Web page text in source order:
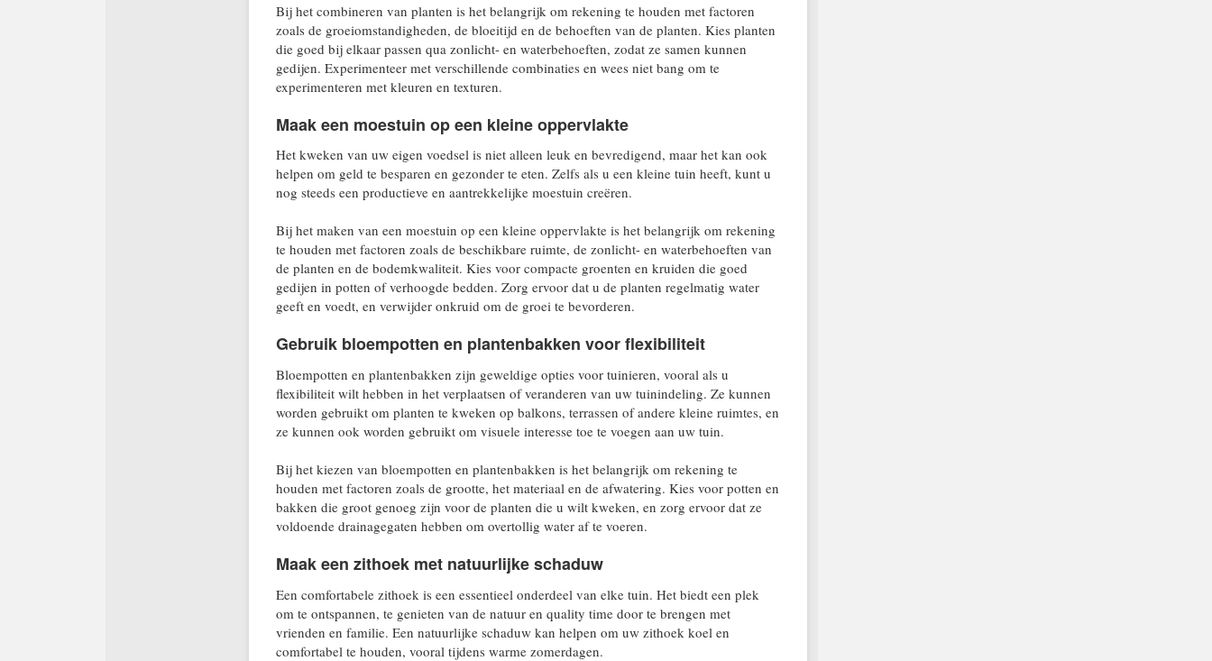
Bij het combineren van planten is het belangrijk om rekening te houden met factoren
zoals de groeiomstandigheden, de bloeitijd en de behoeften van de planten. Kies planten
die goed bij elkaar passen qua zonlicht- en waterbehoeften, zodat ze samen kunnen
gedijen. Experimenteer met verschillende combinaties en wees niet bang om te
experimenteren met kleuren en texturen.
Maak een moestuin op een kleine oppervlakte
Het kweken van uw eigen voedsel is niet alleen leuk en bevredigend, maar het kan ook
helpen om geld te besparen en gezonder te eten. Zelfs als u een kleine tuin heeft, kunt u
nog steeds een productieve en aantrekkelijke moestuin creëren.
Bij het maken van een moestuin op een kleine oppervlakte is het belangrijk om rekening
te houden met factoren zoals de beschikbare ruimte, de zonlicht- en waterbehoeften van
de planten en de bodemkwaliteit. Kies voor compacte groenten en kruiden die goed
gedijen in potten of verhoogde bedden. Zorg ervoor dat u de planten regelmatig water
geeft en voedt, en verwijder onkruid om de groei te bevorderen.
Gebruik bloempotten en plantenbakken voor flexibiliteit
Bloempotten en plantenbakken zijn geweldige opties voor tuinieren, vooral als u
flexibiliteit wilt hebben in het verplaatsen of veranderen van uw tuinindeling. Ze kunnen
worden gebruikt om planten te kweken op balkons, terrassen of andere kleine ruimtes, en
ze kunnen ook worden gebruikt om visuele interesse toe te voegen aan uw tuin.
Bij het kiezen van bloempotten en plantenbakken is het belangrijk om rekening te
houden met factoren zoals de grootte, het materiaal en de afwatering. Kies voor potten en
bakken die groot genoeg zijn voor de planten die u wilt kweken, en zorg ervoor dat ze
voldoende drainagegaten hebben om overtollig water af te voeren.
Maak een zithoek met natuurlijke schaduw
Een comfortabele zithoek is een essentieel onderdeel van elke tuin. Het biedt een plek
om te ontspannen, te genieten van de natuur en quality time door te brengen met
vrienden en familie. Een natuurlijke schaduw kan helpen om uw zithoek koel en
comfortabel te houden, vooral tijdens warme zomerdagen.